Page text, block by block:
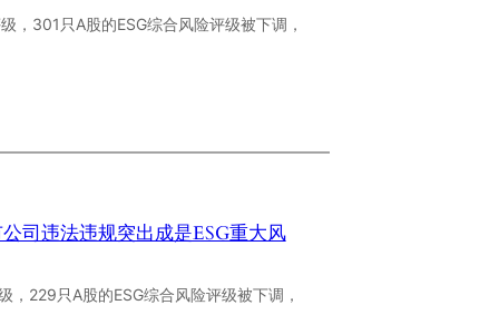
，301只A股的ESG综合风险评级被下调，
司违法违规突出成是ESG重大风
，229只A股的ESG综合风险评级被下调，